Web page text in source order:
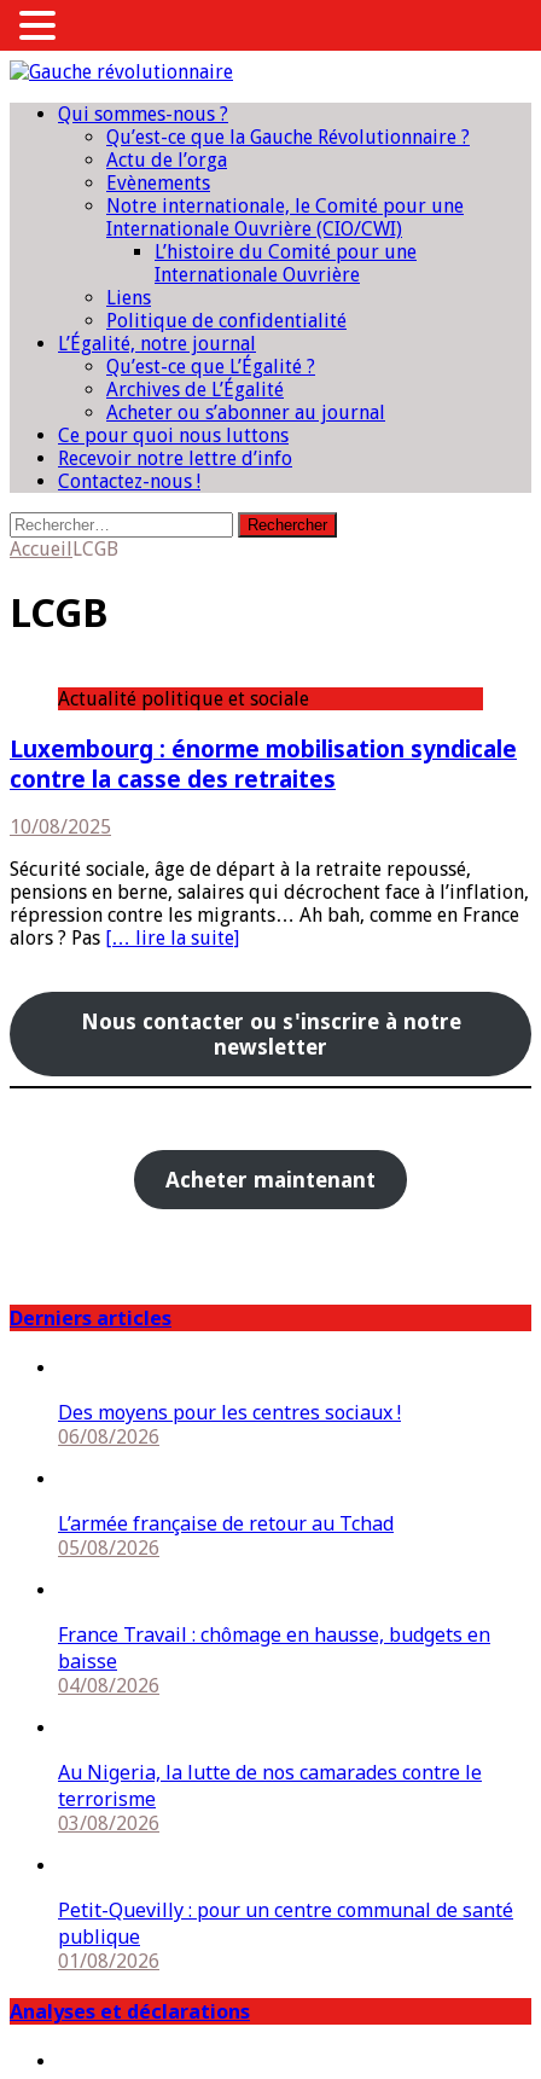
Qui sommes-nous ?
Qu’est-ce que la Gauche Révolutionnaire ?
Actu de l’orga
Evènements
Notre internationale, le Comité pour une
Internationale Ouvrière (CIO/CWI)
L’histoire du Comité pour une
Internationale Ouvrière
Liens
Politique de confidentialité
L’Égalité, notre journal
Qu’est-ce que L’Égalité ?
Archives de L’Égalité
Acheter ou s’abonner au journal
Ce pour quoi nous luttons
Recevoir notre lettre d’info
Contactez-nous !
Rechercher :
AccueilLCGB
LCGB
Actualité politique et sociale
Luxembourg : énorme mobilisation syndicale
contre la casse des retraites
10/08/2025
Sécurité sociale, âge de départ à la retraite repoussé,
pensions en berne, salaires qui décrochent face à l’inflation,
répression contre les migrants… Ah bah, comme en France
alors ? Pas [… lire la suite]
Nous contacter ou s'inscrire à notre
newsletter
Acheter maintenant
Derniers articles
Des moyens pour les centres sociaux !
06/08/2026
L’armée française de retour au Tchad
05/08/2026
France Travail : chômage en hausse, budgets en
baisse
04/08/2026
Au Nigeria, la lutte de nos camarades contre le
terrorisme
03/08/2026
Petit-Quevilly : pour un centre communal de santé
publique
01/08/2026
Analyses et déclarations